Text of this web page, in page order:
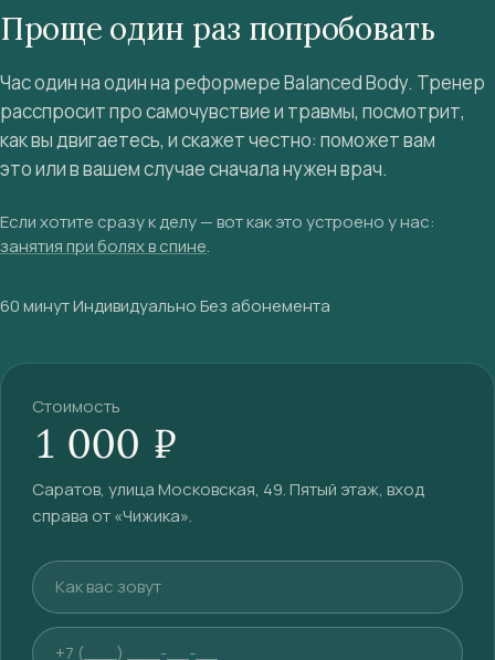
Проще один раз попробовать
Час один на один на реформере Balanced Body. Тренер
расспросит про самочувствие и травмы, посмотрит,
как вы двигаетесь, и скажет честно: поможет вам
это или в вашем случае сначала нужен врач.
Если хотите сразу к делу — вот как это устроено у нас:
занятия при болях в спине.
60 минут·Индивидуально·Без абонемента
Стоимость
1 000 ₽
Саратов, улица Московская, 49. Пятый этаж, вход
справа от «Чижика».
Ваше имя
Телефон